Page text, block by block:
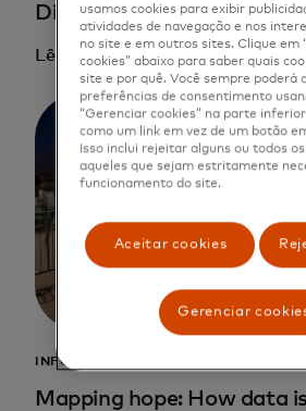
Digital Country
Lê mais
INFORMAÇÕES SOBRE DADOS
Mapping hope: How data
usamos cookies para exibir
atividades de navegação e nos
no site e em outros sites. Clique em
cookies” abaixo para saber quais
site e por quê. Você sempre poderá
preferências de consentimento
“Gerenciar cookies” na parte
como um link em vez de um botão
Isso inclui rejeitar alguns ou todos
aqueles que sejam estritamente
funcionamento do site.
Aceitar cookies
Gerenciar